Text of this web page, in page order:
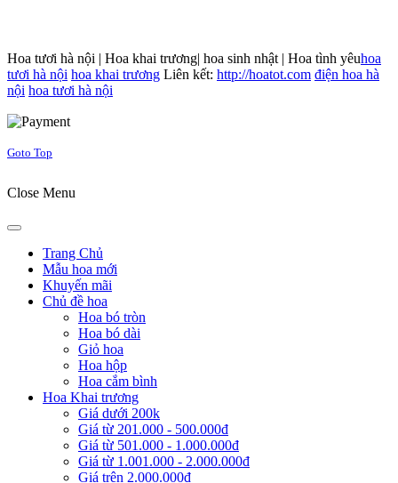
Hoa tươi hà nội | Hoa khai trương| hoa sinh nhật | Hoa tình yêuhoa
tươi hà nội hoa khai trương Liên kết: http://hoatot.com điện hoa hà
nội hoa tươi hà nội
Goto Top
Close Menu
Trang Chủ
Mẫu hoa mới
Khuyến mãi
Chủ đề hoa
Hoa bó tròn
Hoa bó dài
Giỏ hoa
Hoa hộp
Hoa cắm bình
Hoa Khai trương
Giá dưới 200k
Giá từ 201.000 - 500.000đ
Giá từ 501.000 - 1.000.000đ
Giá từ 1.001.000 - 2.000.000đ
Giá trên 2.000.000đ